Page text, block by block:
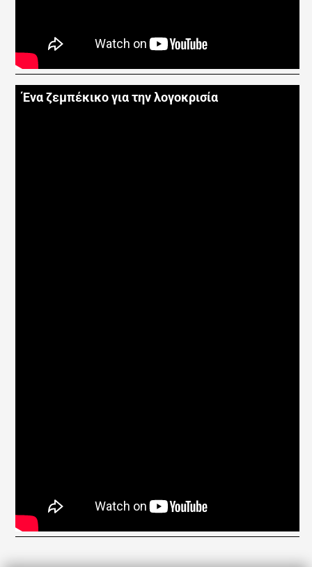
Ένα ζεμπέκικο για την λογοκρισία